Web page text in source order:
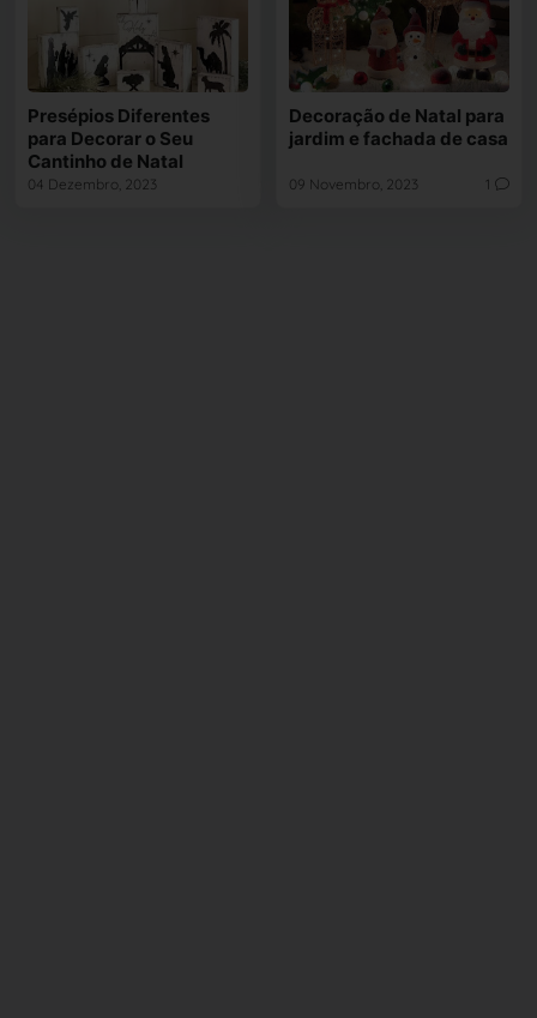
Presépios Diferentes
para Decorar o Seu
Cantinho de Natal
04 Dezembro, 2023
Decoração de Natal para
jardim e fachada de casa
09 Novembro, 2023 1